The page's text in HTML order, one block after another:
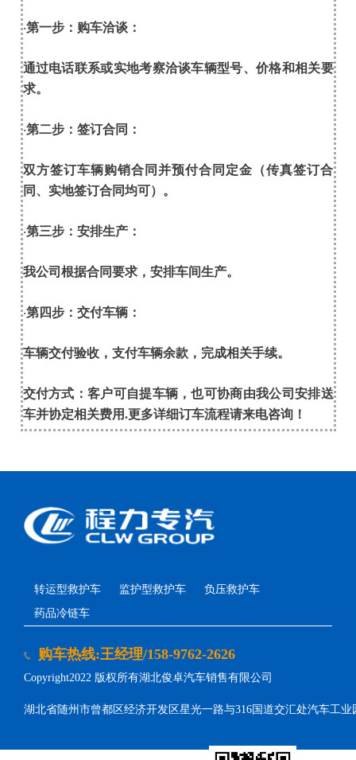
·第一步：购车洽谈：
通过电话联系或实地考察洽谈车辆型号、价格和相关要
求。
·第二步：签订合同：
双方签订车辆购销合同并预付合同定金（传真签订合
同、实地签订合同均可）。
·第三步：安排生产：
我公司根据合同要求，安排车间生产。
·第四步：交付车辆：
车辆交付验收，支付车辆余款，完成相关手续。
交付方式：客户可自提车辆，也可协商由我公司安排送
车并协定相关费用.更多详细订车流程请来电咨询！
转运型救护车 监护型救护车
负压救护车
药品冷链车
购车热线:王经理/158-9762-2626
Copyright2022 版权所有湖北俊卓汽车销售有限公司
湖北省随州市曾都区经济开发区星光一路与316国道交汇处汽车工